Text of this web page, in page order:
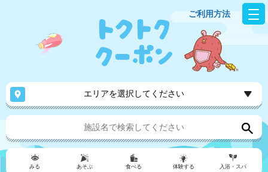
ご利用方法
エリアを選択してください
みる あそぶ 食べる 体験する 入浴・スパ